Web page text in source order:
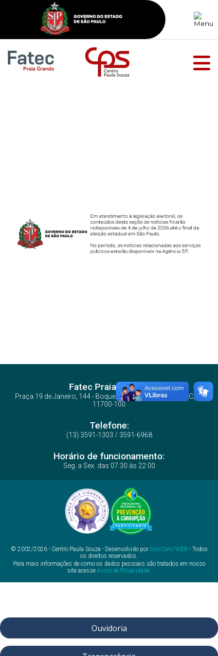
Fatec Praia Grande
Praça 19 de Janeiro, 144 - Boqueirão - Praia Grande/SP - CEP:
11700-100
Telefone:
(13) 3591-1303 / 3591-6968
Horário de funcionamento:
Seg. a Sex. das 07:30 às 22:00
© 2002/2026 - Centro Paula Souza - Desenvolvido por AssCom/WEB - Todos
os direitos reservados.
Para mais informações de como os dados pessoais são tratados em nosso
site acesse Aviso de Privacidade
Ouvidoria